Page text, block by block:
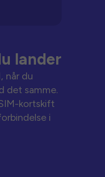
lander
når du
det samme.
kortskift
i